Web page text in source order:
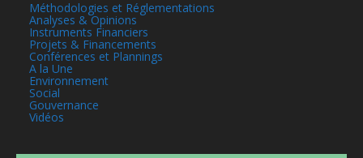
Méthodologies et Réglementations
Analyses & Opinions
Instruments Financiers
Projets & Financements
Conférences et Plannings
A la Une
Environnement
Social
Gouvernance
Vidéos